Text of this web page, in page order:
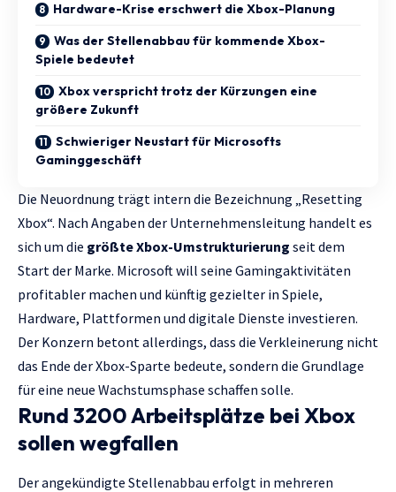
Hardware-Krise erschwert die Xbox-Planung
Was der Stellenabbau für kommende Xbox-
Spiele bedeutet
Xbox verspricht trotz der Kürzungen eine
größere Zukunft
Schwieriger Neustart für Microsofts
Gaminggeschäft
Die Neuordnung trägt intern die Bezeichnung „Resetting
Xbox“. Nach Angaben der Unternehmensleitung handelt es
sich um die größte Xbox-Umstrukturierung seit dem
Start der Marke. Microsoft will seine Gamingaktivitäten
profitabler machen und künftig gezielter in Spiele,
Hardware, Plattformen und digitale Dienste investieren.
Der Konzern betont allerdings, dass die Verkleinerung nicht
das Ende der Xbox-Sparte bedeute, sondern die Grundlage
für eine neue Wachstumsphase schaffen solle.
Rund 3200 Arbeitsplätze bei Xbox
sollen wegfallen
Der angekündigte Stellenabbau erfolgt in mehreren